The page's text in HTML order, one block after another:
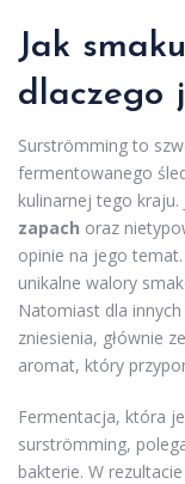
Jak
dlaczego
Surströmming to
fermentowanego
kulinarnej tego kraju.
zapach oraz
opinie na jego
unikalne walory
Natomiast dla
zniesienia, głównie
aromat, który
Fermentacja, która
surströmming,
bakterie. W